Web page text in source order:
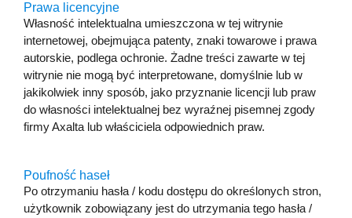
Prawa licencyjne
Własność intelektualna umieszczona w tej witrynie
internetowej, obejmująca patenty, znaki towarowe i prawa
autorskie, podlega ochronie. Żadne treści zawarte w tej
witrynie nie mogą być interpretowane, domyślnie lub w
jakikolwiek inny sposób, jako przyznanie licencji lub praw
do własności intelektualnej bez wyraźnej pisemnej zgody
firmy Axalta lub właściciela odpowiednich praw.
Poufność haseł
Po otrzymaniu hasła / kodu dostępu do określonych stron,
użytkownik zobowiązany jest do utrzymania tego hasła /